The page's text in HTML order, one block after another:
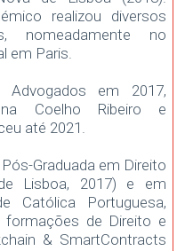
realizou diversos
nomeadamente no
em Paris.
em 2017,
Coelho Ribeiro e
até 2021.
Graduada em Direito
Lisboa, 2017) e em
Católica Portuguesa,
formações de Direito e
& SmartContracts